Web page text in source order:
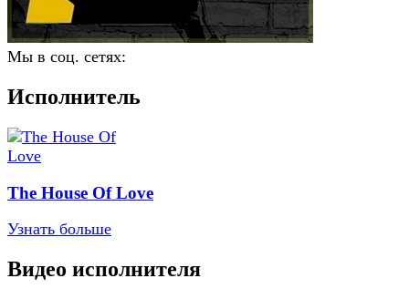
Мы в соц. сетях:
Исполнитель
The House Of Love
Узнать больше
Видео исполнителя